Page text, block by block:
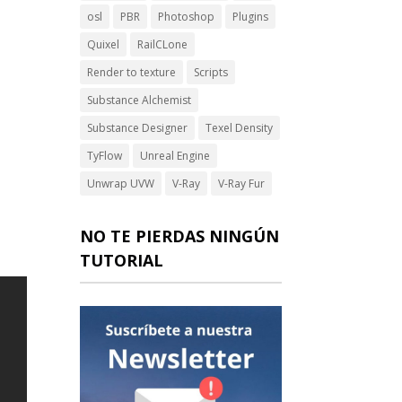
osl PBR Photoshop
Plugins
Quixel
RailCLone
Render to texture
Scripts
Substance Alchemist
Substance Designer
Texel Density
TyFlow
Unreal Engine
Unwrap UVW
V-Ray V-Ray Fur
NO TE PIERDAS NINGÚN
TUTORIAL